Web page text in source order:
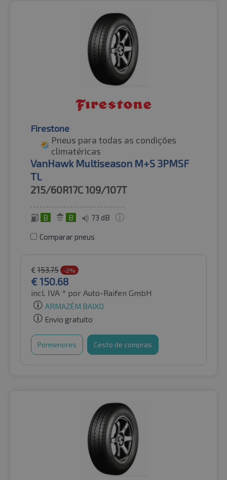
Firestone
Pneus para todas as condições
climatéricas
VanHawk Multiseason M+S 3PMSF
TL
215/60R17C109/107T
B B 73 dB
Comparar pneus
€ 153.75 -2%
€150.68
incl. IVA * por Auto-Raifen GmbH
ARMAZÉM BAIXO
Envio gratuito
Pormenores Cesto de compras